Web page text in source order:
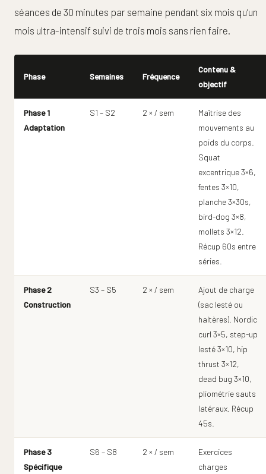
séances de 30 minutes par semaine pendant six mois qu’un
mois ultra-intensif suivi de trois mois sans rien faire.
Phase Semaines Fréquence
Contenu &
objectif
Phase 1
Adaptation
S1 – S2 2 × / sem
Maîtrise des
mouvements au
poids du corps.
Squat
excentrique 3×6,
fentes 3×10,
planche 3×30s,
bird-dog 3×8,
mollets 3×12.
Récup 60s entre
séries.
Phase 2
Construction
S3 – S5 2 × / sem
Ajout de charge
(sac lesté ou
haltères). Nordic
curl 3×5, step-up
lesté 3×10, hip
thrust 3×12,
dead bug 3×10,
pliométrie sauts
latéraux. Récup
45s.
Phase 3
Spécifique
S6 – S8 2 × / sem
Exercices
charges